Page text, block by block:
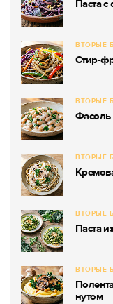
Паста
ВТОРЫЕ
Стир-
ВТОРЫЕ
Фасоль
ВТОРЫЕ
ВТОРЫЕ
Паста
ВТОРЫЕ
нутом